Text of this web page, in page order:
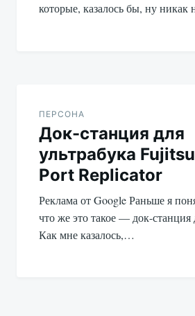
которые, казалось бы, ну
ПЕРСОНА
Док-станция для
ультрабука
Port Replicator
Реклама от Google Раньше я
что же это такое — док-станция
Как мне казалось,…